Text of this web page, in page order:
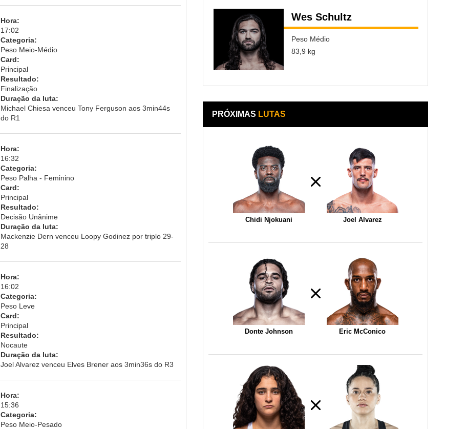
Hora:
17:02
Categoria:
Peso Meio-Médio
Card:
Principal
Resultado:
Finalização
Duração da luta:
Michael Chiesa venceu Tony Ferguson aos 3min44s
do R1
Hora:
16:32
Categoria:
Peso Palha - Feminino
Card:
Principal
Resultado:
Decisão Unânime
Duração da luta:
Mackenzie Dern venceu Loopy Godinez por triplo 29-
28
Hora:
16:02
Categoria:
Peso Leve
Card:
Principal
Resultado:
Nocaute
Duração da luta:
Joel Alvarez venceu Elves Brener aos 3min36s do R3
Hora:
15:36
Categoria:
Peso Meio-Pesado
Wes Schultz
Peso Médio
83,9 kg
PRÓXIMAS LUTAS
Chidi Njokuani Joel Alvarez
Donte Johnson Eric McConico